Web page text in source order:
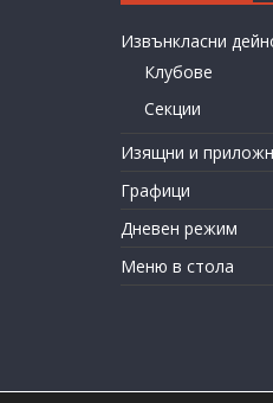
Извънкласни
Клубове
Секции
Изящни и
Графици
Дневен режим
Меню в стола